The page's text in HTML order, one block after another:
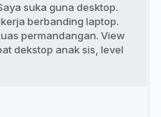
suka guna desktop.
berbanding laptop.
permandangan. View
dekstop anak sis, level